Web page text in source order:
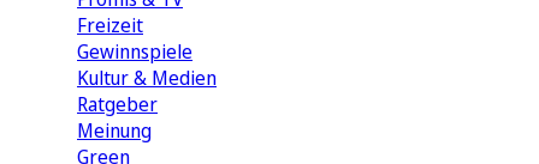
Freizeit
Gewinnspiele
Kultur & Medien
Ratgeber
Meinung
Green